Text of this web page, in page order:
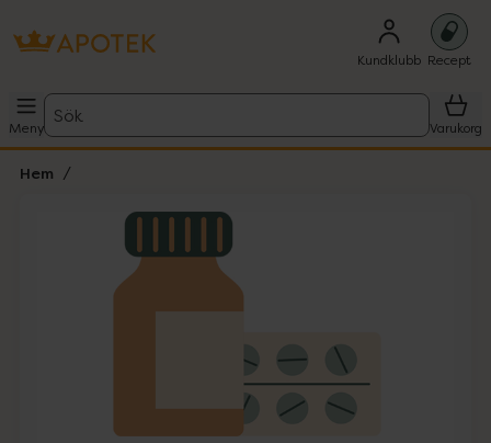
Kundklubb Recept
Meny
Sök
Varukorg
Hem
Lista: . Innehåller 1 objekt.